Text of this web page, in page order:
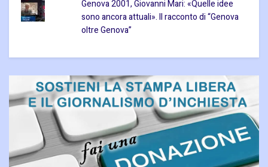
Genova 2001, Giovanni Mari: «Quelle idee
sono ancora attuali». Il racconto di “Genova
oltre Genova”